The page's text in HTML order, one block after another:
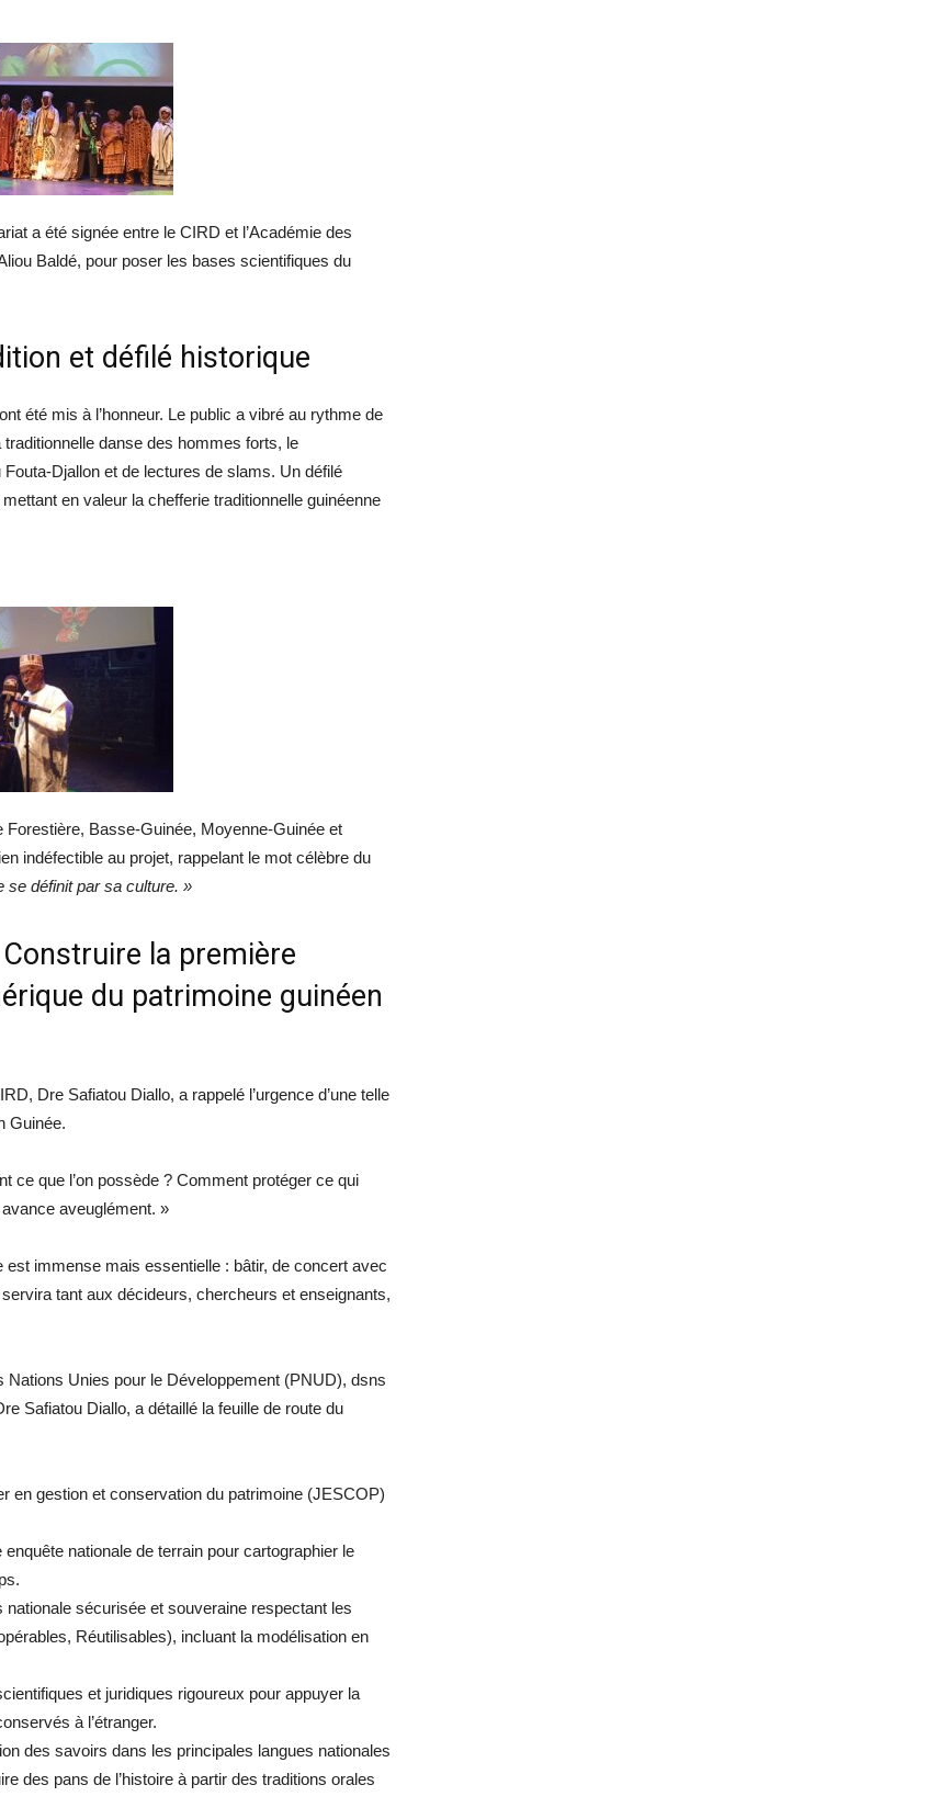
a été signée entre le CIRD et l’Académie des
Baldé, pour poser les bases scientifiques du
et défilé historique
été mis à l’honneur. Le public a vibré au rythme de
danse des hommes forts, le
Fouta-Djallon et de lectures de slams. Un défilé
en valeur la chefferie traditionnelle guinéenne
Basse-Guinée, Moyenne-Guinée et
indéfectible au projet, rappelant le mot célèbre du
se définit par sa culture. »
la première
du patrimoine guinéen
Dre Safiatou Diallo, a rappelé l’urgence d’une telle
Guinée.
ce que l’on possède ? Comment protéger ce qui
aveuglément. »
est immense mais essentielle : bâtir, de concert avec
tant aux décideurs, chercheurs et enseignants,
Unies pour le Développement (PNUD), dsns
Safiatou Diallo, a détaillé la feuille de route du
en gestion et conservation du patrimoine (JESCOP)
nationale de terrain pour cartographier le
sécurisée et souveraine respectant les
Réutilisables), incluant la modélisation en
et juridiques rigoureux pour appuyer la
à l’étranger.
des savoirs dans les principales langues nationales
des pans de l’histoire à partir des traditions orales